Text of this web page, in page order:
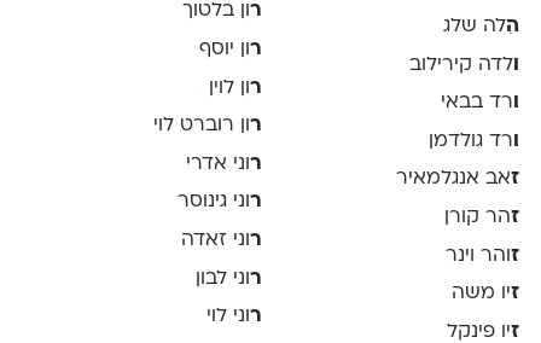
הִלה שלג
לדה קירילוב
ורד בבאי
רד גולדמן
זאב אנגלמאיר
זהר קורן
זוהר וינר
זיו משה
זיו פינקל
רון בלטוך
ר ון יוסף
ר ון לוין
רון רוברט לוי
ר וני אדרי
רוני גינוסר
ר וני זאדה
ר וני לבון
רוני לוי